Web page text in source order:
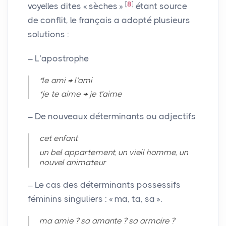
voyelles dites « sèches » [8] étant source
de conflit, le français a adopté plusieurs
solutions :
L’apostrophe
*le ami → l’ami
*je te aime → je t’aime
De nouveaux déterminants ou adjectifs
cet enfant
un bel appartement, un vieil homme, un
nouvel animateur
Le cas des déterminants possessifs
féminins singuliers : « ma, ta, sa ».
ma amie ? sa amante ? sa armoire ?